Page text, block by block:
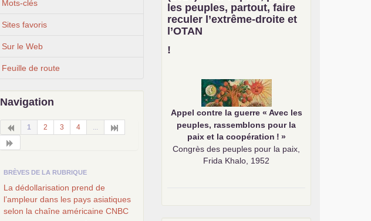
Mots-clés
Sites favoris
Sur le Web
Feuille de route
Navigation
1 2 3 4 ...
BRÈVES DE LA RUBRIQUE
La dédollarisation prend de
l’ampleur dans les pays asiatiques
selon la chaîne américaine CNBC
Philippe Cordat
– un texte de Jean-Claude Delaunay
le marxisme est la science sociale de
notre temps
demandezle numéro 10 de la
revue Unir les Communistes
cinq chantiers pour contribuer
au débat sur le projet communiste
les peuples, partout, faire
reculer l’extrême-droite et
l’OTAN
!
Appel contre la guerre « Avec les
peuples, rassemblons pour la
paix et la coopération ! »
Congrès des peuples pour la paix,
Frida Khalo, 1952